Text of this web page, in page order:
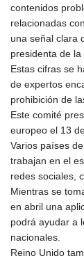
contenidos
relacionadas
una señal clara
presidenta de la
Estas cifras se
de expertos
prohibición de
Este comité
europeo el 13
Varios países
trabajan en el
redes sociales,
Mientras se
en abril una
podrá ayudar a
nacionales.
Reino Unido